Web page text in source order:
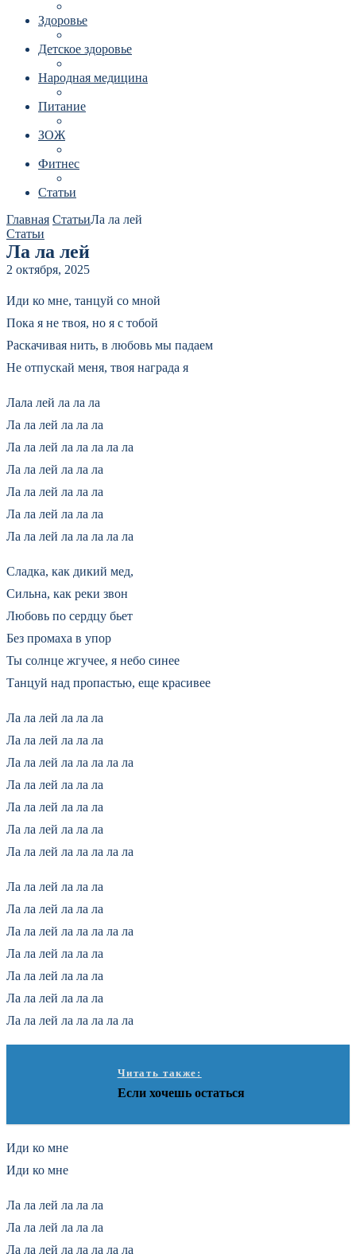
Здоровье
Детское здоровье
Народная медицина
Питание
ЗОЖ
Фитнес
Статьи
Главная СтатьиЛа ла лей
Статьи
Ла ла лей
2 октября, 2025
Иди ко мне, танцуй со мной
Пока я не твоя, но я с тобой
Раскачивая нить, в любовь мы падаем
Не отпускай меня, твоя награда я
Лала лей ла ла ла
Ла ла лей ла ла ла
Ла ла лей ла ла ла ла ла
Ла ла лей ла ла ла
Ла ла лей ла ла ла
Ла ла лей ла ла ла
Ла ла лей ла ла ла ла ла
Сладка, как дикий мед,
Сильна, как реки звон
Любовь по сердцу бьет
Без промаха в упор
Ты солнце жгучее, я небо синее
Танцуй над пропастью, еще красивее
Ла ла лей ла ла ла
Ла ла лей ла ла ла
Ла ла лей ла ла ла ла ла
Ла ла лей ла ла ла
Ла ла лей ла ла ла
Ла ла лей ла ла ла
Ла ла лей ла ла ла ла ла
Ла ла лей ла ла ла
Ла ла лей ла ла ла
Ла ла лей ла ла ла ла ла
Ла ла лей ла ла ла
Ла ла лей ла ла ла
Ла ла лей ла ла ла
Ла ла лей ла ла ла ла ла
Читать также:
Если хочешь остаться
Иди ко мне
Иди ко мне
Ла ла лей ла ла ла
Ла ла лей ла ла ла
Ла ла лей ла ла ла ла ла